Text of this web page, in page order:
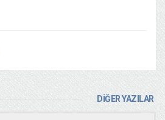
DİĞER YAZILAR